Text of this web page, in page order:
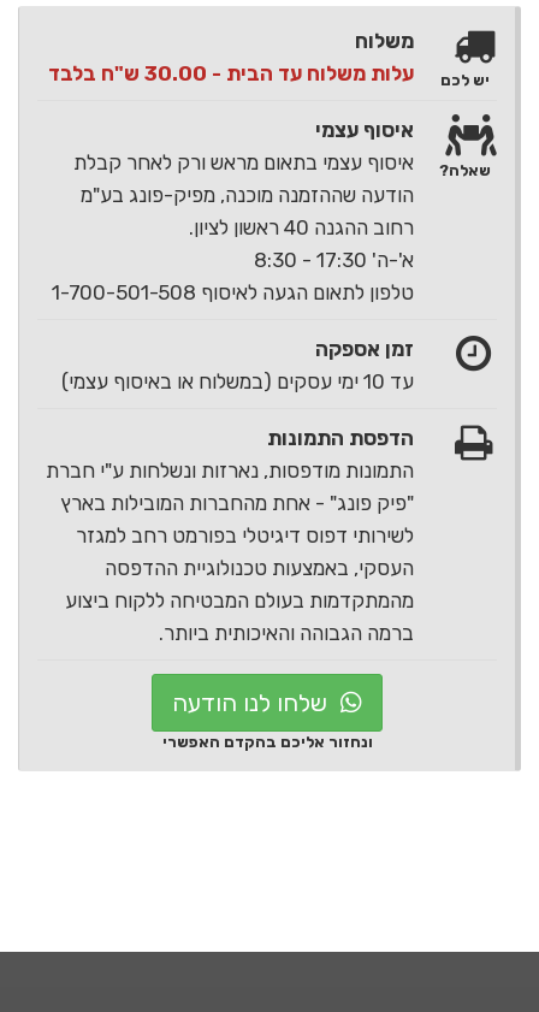
משלוח
עלות משלוח עד הבית - 30.00 ש"ח בלבד
איסוף עצמי
איסוף עצמי בתאום מראש ורק לאחר קבלת
הודעה שההזמנה מוכנה, מפיק-פונג בע"מ
רחוב ההגנה 40 ראשון לציון.
א'-ה' 17:30 - 8:30
טלפון לתאום הגעה לאיסוף 1-700-501-508
זמן אספקה
עד 10 ימי עסקים (במשלוח או באיסוף עצמי)
הדפסת התמונות
התמונות מודפסות, נארזות ונשלחות ע"י חברת
"פיק פונג" - אחת מהחברות המובילות בארץ
לשירותי דפוס דיגיטלי בפורמט רחב למגזר
העסקי, באמצעות טכנולוגיית ההדפסה
מהמתקדמות בעולם המבטיחה ללקוח ביצוע
ברמה הגבוהה והאיכותית ביותר.
יש לכם
שאלה?
שלחו לנו הודעה
ונחזור אליכם בהקדם האפשרי